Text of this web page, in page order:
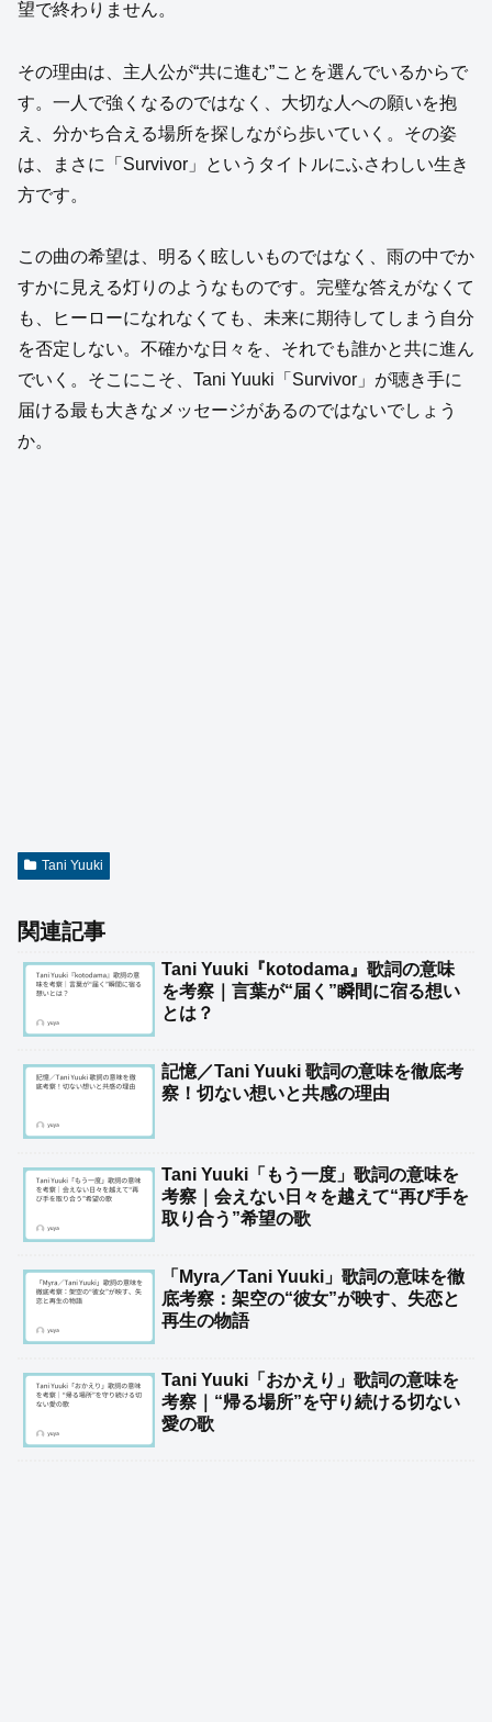
望で終わりません。
その理由は、主人公が“共に進む”ことを選んでいるからで
す。一人で強くなるのではなく、大切な人への願いを抱
え、分かち合える場所を探しながら歩いていく。その姿
は、まさに「Survivor」というタイトルにふさわしい生き
方です。
この曲の希望は、明るく眩しいものではなく、雨の中でか
すかに見える灯りのようなものです。完璧な答えがなくて
も、ヒーローになれなくても、未来に期待してしまう自分
を否定しない。不確かな日々を、それでも誰かと共に進ん
でいく。そこにこそ、Tani Yuuki「Survivor」が聴き手に
届ける最も大きなメッセージがあるのではないでしょう
か。
Tani Yuuki
関連記事
Tani Yuuki『kotodama』歌詞の意味
を考察｜言葉が“届く”瞬間に宿る想い
とは？
記憶／Tani Yuuki 歌詞の意味を徹底考
察！切ない想いと共感の理由
Tani Yuuki「もう一度」歌詞の意味を
考察｜会えない日々を越えて“再び手を
取り合う”希望の歌
「Myra／Tani Yuuki」歌詞の意味を徹
底考察：架空の“彼女”が映す、失恋と
再生の物語
Tani Yuuki「おかえり」歌詞の意味を
考察｜“帰る場所”を守り続ける切ない
愛の歌